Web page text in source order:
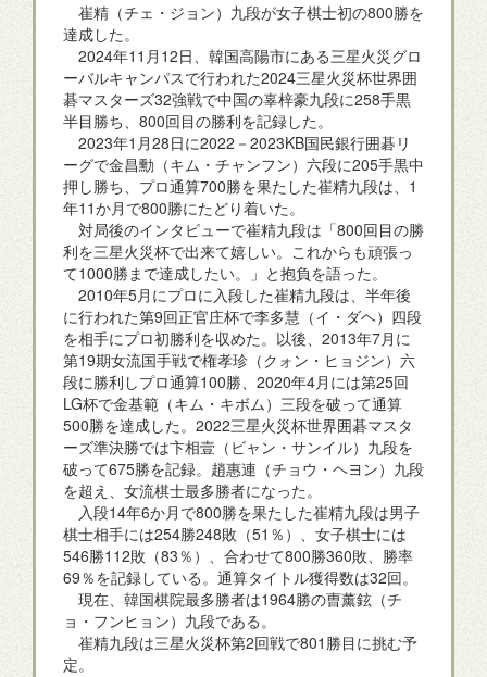
崔精（チェ・ジョン）九段が女子棋士初の800勝を
達成した。
2024年11月12日、韓国高陽市にある三星火災グロ
ーバルキャンパスで行われた2024三星火災杯世界囲
碁マスターズ32強戦で中国の辜梓豪九段に258手黒
半目勝ち、800回目の勝利を記録した。
2023年1月28日に2022－2023KB国民銀行囲碁リ
ーグで金昌勳（キム・チャンフン）六段に205手黒中
押し勝ち、プロ通算700勝を果たした崔精九段は、1
年11か月で800勝にたどり着いた。
対局後のインタビューで崔精九段は「800回目の勝
利を三星火災杯で出来て嬉しい。これからも頑張っ
て1000勝まで達成したい。」と抱負を語った。
2010年5月にプロに入段した崔精九段は、半年後
に行われた第9回正官庄杯で李多慧（イ・ダヘ）四段
を相手にプロ初勝利を収めた。以後、2013年7月に
第19期女流国手戦で権孝珍（クォン・ヒョジン）六
段に勝利しプロ通算100勝、2020年4月には第25回
LG杯で金基範（キム・キボム）三段を破って通算
500勝を達成した。2022三星火災杯世界囲碁マスタ
ーズ準決勝では卞相壹（ビャン・サンイル）九段を
破って675勝を記録。趙惠連（チョウ・ヘヨン）九段
を超え、女流棋士最多勝者になった。
入段14年6か月で800勝を果たした崔精九段は男子
棋士相手には254勝248敗（51％）、女子棋士には
546勝112敗（83％）、合わせて800勝360敗、勝率
69％を記録している。通算タイトル獲得数は32回。
現在、韓国棋院最多勝者は1964勝の曺薰鉉（チ
ョ・フンヒョン）九段である。
崔精九段は三星火災杯第2回戦で801勝目に挑む予
定。